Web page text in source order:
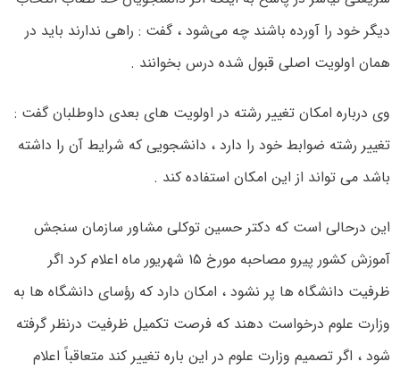
دیگر خود را آورده باشند چه می‌شود ، گفت : راهی ندارند باید در
همان اولویت اصلی قبول شده درس بخوانند .
وی درباره امکان تغییر رشته در اولویت‌ های بعدی داوطلبان گفت :
تغییر رشته ضوابط خود را دارد ، دانشجویی که شرایط آن را داشته
باشد می‌ تواند از این امکان استفاده کند .
این درحالی است که دکتر حسین توکلی مشاور سازمان سنجش
آموزش کشور پیرو مصاحبه مورخ ۱۵ شهریور ماه اعلام کرد اگر
ظرفیت دانشگاه‌ ها پر نشود ، امکان دارد که رؤسای دانشگاه‌ ها به
وزارت علوم درخواست دهند که فرصت تکمیل ظرفیت درنظر گرفته
شود ، اگر تصمیم وزارت علوم در این باره تغییر کند متعاقباً اعلام